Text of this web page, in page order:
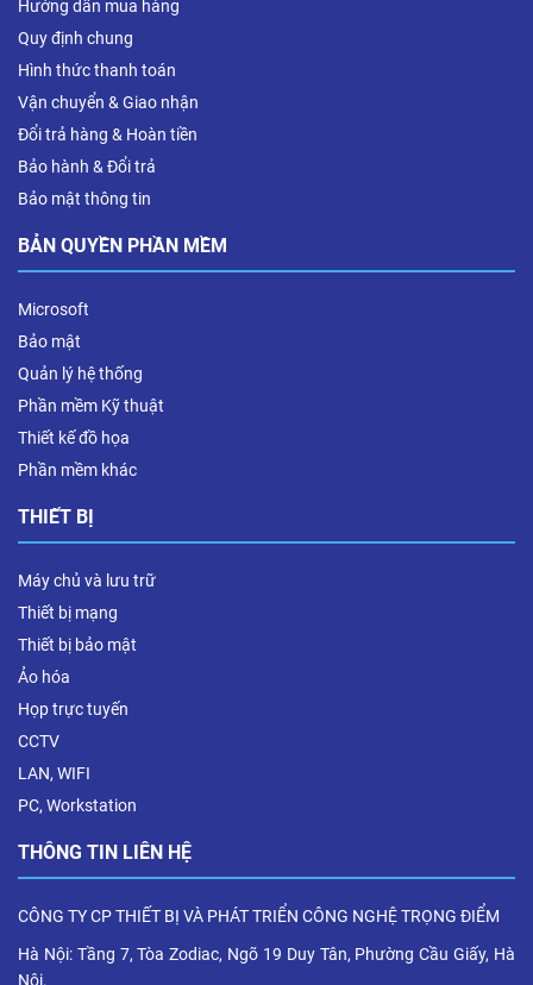
Hướng dẫn mua hàng
Quy định chung
Hình thức thanh toán
Vận chuyển & Giao nhận
Đổi trả hàng & Hoàn tiền
Bảo hành & Đổi trả
Bảo mật thông tin
BẢN QUYỀN PHẦN MỀM
Microsoft
Bảo mật
Quản lý hệ thống
Phần mềm Kỹ thuật
Thiết kế đồ họa
Phần mềm khác
THIẾT BỊ
Máy chủ và lưu trữ
Thiết bị mạng
Thiết bị bảo mật
Ảo hóa
Họp trực tuyến
CCTV
LAN, WIFI
PC, Workstation
THÔNG TIN LIÊN HỆ
CÔNG TY CP THIẾT BỊ VÀ PHÁT TRIỂN CÔNG NGHỆ TRỌNG ĐIỂM
Hà Nội: Tầng 7, Tòa Zodiac, Ngõ 19 Duy Tân, Phường Cầu Giấy, Hà
Nội.